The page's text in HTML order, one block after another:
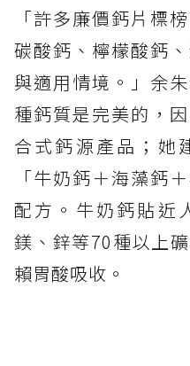
「許多廉價鈣片標
碳酸鈣、檸檬酸鈣
與適用情境。」余
種鈣質是完美的，
合式鈣源產品；她
「牛奶鈣＋海藻鈣
配方。牛奶鈣貼近
鎂、鋅等70種以上
賴胃酸吸收。